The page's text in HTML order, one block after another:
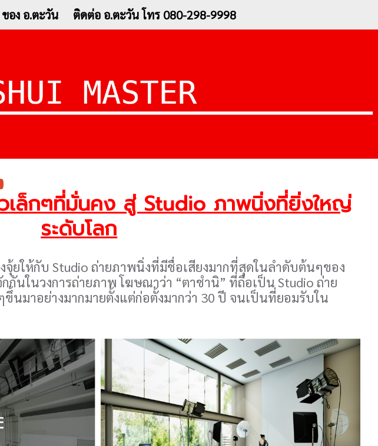
อง อ.ตะวัน ติดต่อ อ.ตะวัน โทร 080-298-9998
วเล็กๆที่มั่นคง สู่ Studio ภาพนิ่งที่ยิ่งใหญ่
ระดับโลก
จุ้ยให้กับ Studio ถ่ายภาพนิ่งที่มีชื่อเสียงมากที่สุดในลำดับต้นๆของ
กกันในวงการถ่ายภาพ โฆษณาว่า “ตาชำนิ” ที่ถือเป็น Studio ถ่าย
นมาอย่างมากมายตั้งแต่ก่อตั้งมากว่า 30 ปี จนเป็นที่ยอมรับใน